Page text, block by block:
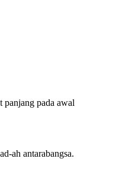
pada awal
ah antarabangsa.